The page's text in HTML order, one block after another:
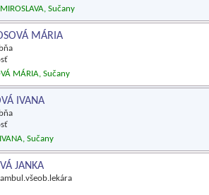
Sučany
MÁRIA
MÁRIA, Sučany
IVANA
Sučany
JANKA